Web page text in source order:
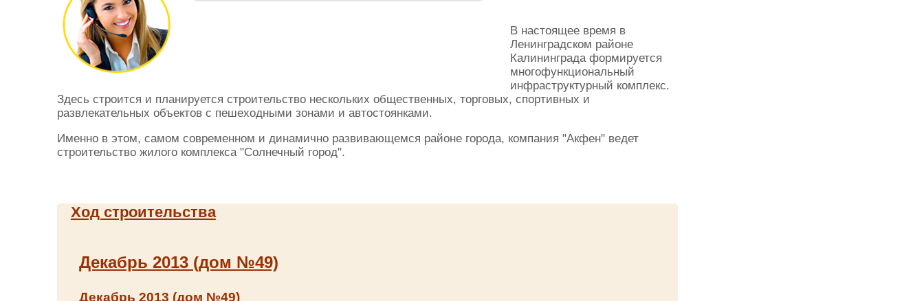
В настоящее время в
Ленинградском районе
Калининграда формируется
многофункциональный
инфраструктурный комплекс.
Здесь строится и планируется строительство нескольких общественных, торговых, спортивных и
развлекательных объектов с пешеходными зонами и автостоянками.
Именно в этом, самом современном и динамично развивающемся районе города, компания "Акфен" ведет
строительство жилого комплекса "Солнечный город".
Ход строительства
Декабрь 2013 (дом №49)
Декабрь 2013 (дом №49)